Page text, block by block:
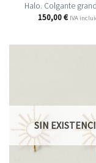
Halo. Colgante
150,00€ IVA
SIN